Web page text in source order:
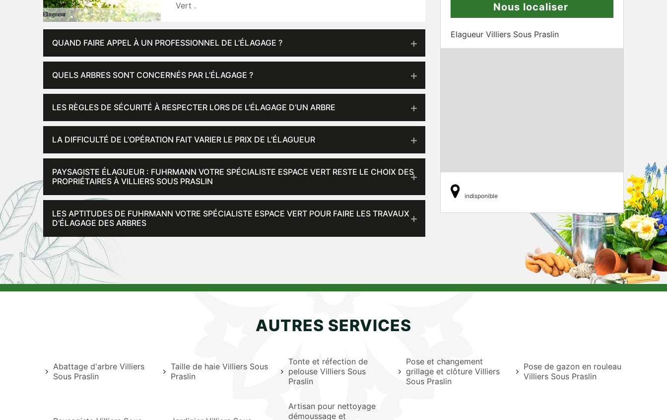
Vert .
QUAND FAIRE APPEL À UN PROFESSIONNEL DE L’ÉLAGAGE ?
QUELS ARBRES SONT CONCERNÉS PAR L’ÉLAGAGE ?
LES RÈGLES DE SÉCURITÉ À RESPECTER LORS DE L’ÉLAGAGE D’UN ARBRE
LA DIFFICULTÉ DE L’OPÉRATION FAIT VARIER LE PRIX DE L’ÉLAGUEUR
PAYSAGISTE ÉLAGUEUR : FUHRMANN VOTRE SPÉCIALISTE ESPACE VERT RESTE LE CHOIX DES
PROPRIÉTAIRES À VILLIERS SOUS PRASLIN
LES APTITUDES DE FUHRMANN VOTRE SPÉCIALISTE ESPACE VERT POUR FAIRE LES TRAVAUX
D'ÉLAGAGE DES ARBRES
Nous localiser
Elagueur Villiers Sous Praslin
indisponible
AUTRES SERVICES
Abattage d'arbre Villiers
Sous Praslin
Taille de haie Villiers Sous
Praslin
Tonte et réfection de
pelouse Villiers Sous
Praslin
Pose et changement
grillage et clôture Villiers
Sous Praslin
Pose de gazon en rouleau
Villiers Sous Praslin
Artisan pour nettoyage
démoussage et